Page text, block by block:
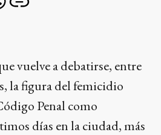
vuelve a debatirse, entre
la figura del femicidio
Penal como
días en la ciudad, más